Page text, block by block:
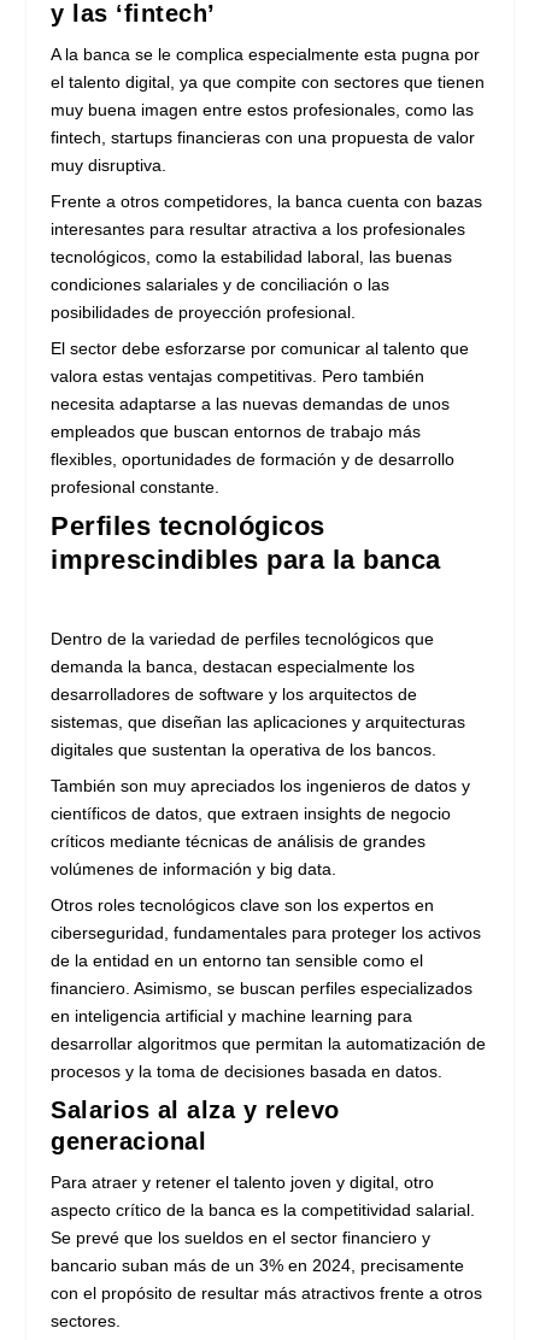
y las ‘fintech’
A la banca se le complica especialmente esta pugna por
el talento digital, ya que compite con sectores que tienen
muy buena imagen entre estos profesionales, como las
fintech, startups financieras con una propuesta de valor
muy disruptiva.
Frente a otros competidores, la banca cuenta con bazas
interesantes para resultar atractiva a los profesionales
tecnológicos, como la estabilidad laboral, las buenas
condiciones salariales y de conciliación o las
posibilidades de proyección profesional.
El sector debe esforzarse por comunicar al talento que
valora estas ventajas competitivas. Pero también
necesita adaptarse a las nuevas demandas de unos
empleados que buscan entornos de trabajo más
flexibles, oportunidades de formación y de desarrollo
profesional constante.
Perfiles tecnológicos
imprescindibles para la banca
Dentro de la variedad de perfiles tecnológicos que
demanda la banca, destacan especialmente los
desarrolladores de software y los arquitectos de
sistemas, que diseñan las aplicaciones y arquitecturas
digitales que sustentan la operativa de los bancos.
También son muy apreciados los ingenieros de datos y
científicos de datos, que extraen insights de negocio
críticos mediante técnicas de análisis de grandes
volúmenes de información y big data.
Otros roles tecnológicos clave son los expertos en
ciberseguridad, fundamentales para proteger los activos
de la entidad en un entorno tan sensible como el
financiero. Asimismo, se buscan perfiles especializados
en inteligencia artificial y machine learning para
desarrollar algoritmos que permitan la automatización de
procesos y la toma de decisiones basada en datos.
Salarios al alza y relevo
generacional
Para atraer y retener el talento joven y digital, otro
aspecto crítico de la banca es la competitividad salarial.
Se prevé que los sueldos en el sector financiero y
bancario suban más de un 3% en 2024, precisamente
con el propósito de resultar más atractivos frente a otros
sectores.